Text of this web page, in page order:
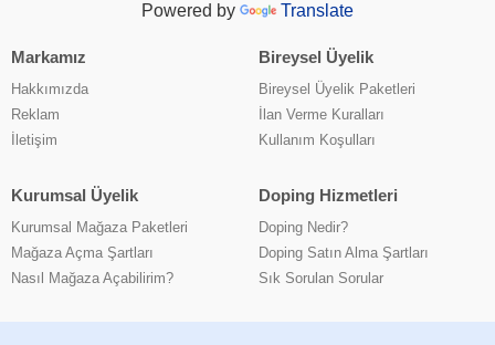
Powered by Translate
Markamız
Hakkımızda
Reklam
İletişim
Bireysel Üyelik
Bireysel Üyelik Paketleri
İlan Verme Kuralları
Kullanım Koşulları
Kurumsal Üyelik
Kurumsal Mağaza Paketleri
Mağaza Açma Şartları
Nasıl Mağaza Açabilirim?
Doping Hizmetleri
Doping Nedir?
Doping Satın Alma Şartları
Sık Sorulan Sorular